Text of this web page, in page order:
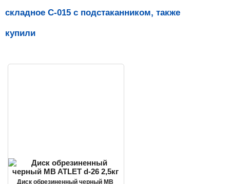
складное C-015 с подстаканником, также
купили
Диск обрезиненный черный MB